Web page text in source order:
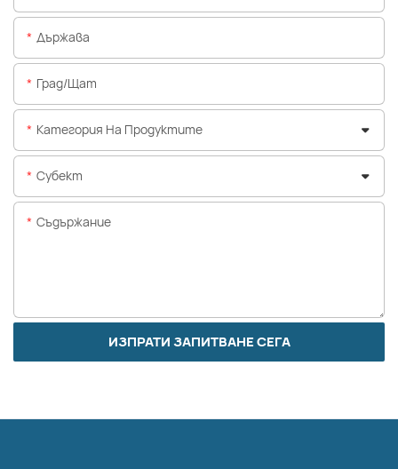
Държава
Град/щат
Категория На Продуктите
Субект
Съдържание
ИЗПРАТИ ЗАПИТВАНЕ СЕГА